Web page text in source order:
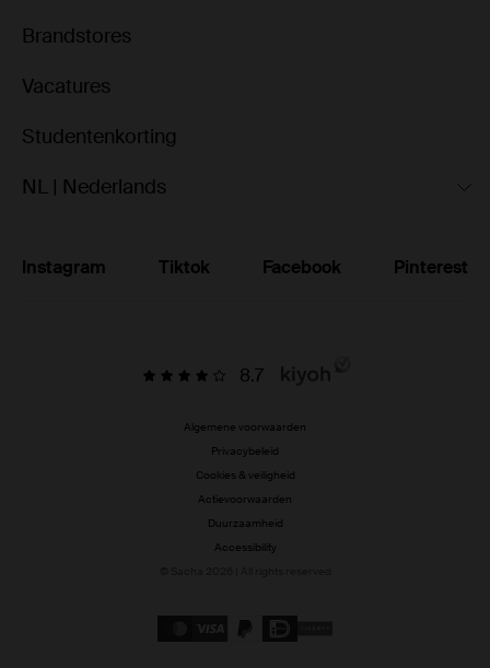
Brandstores
Vacatures
Studentenkorting
NL | Nederlands
Instagram Tiktok Facebook Pinterest
8.7
Algemene voorwaarden
Privacybeleid
Cookies & veiligheid
Actievoorwaarden
Duurzaamheid
Accessibility